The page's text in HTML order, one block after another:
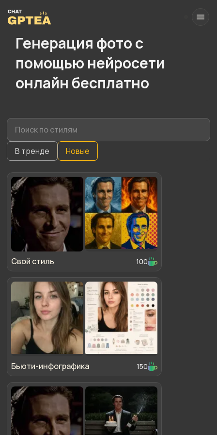
Генерация фото с
помощью нейросети
онлайн бесплатно
В тренде Новые
Свой стиль 100
Бьюти-инфографика 150